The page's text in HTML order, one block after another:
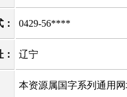
0429-56****
辽宁
本资源属国字系列通用